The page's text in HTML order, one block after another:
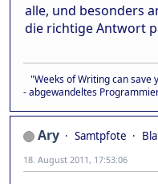
alle, und besonders
die richtige Antwort
"Weeks of Writing can save
- abgewandeltes
Ary Samtpfote
18. August 2011, 17:53:06